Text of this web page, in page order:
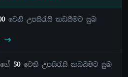
වෙනි උපසිරැසි කඩයීමට සුබ
ගේ 50වෙනි උපසිරැසි කඩයීමට සුබ